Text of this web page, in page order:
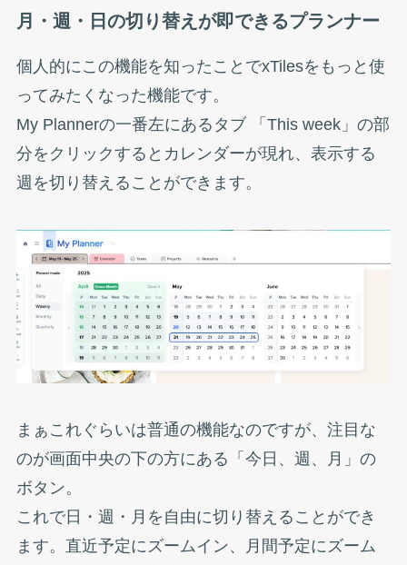
月・週・日の切り替えが即できるプランナー
個人的にこの機能を知ったことでxTilesをもっと使
ってみたくなった機能です。
My Plannerの一番左にあるタブ 「This week」の部
分をクリックするとカレンダーが現れ、表示する
週を切り替えることができます。
まぁこれぐらいは普通の機能なのですが、注目な
のが画面中央の下の方にある「今日、週、月」の
ボタン。
これで日・週・月を自由に切り替えることができ
ます。直近予定にズームイン、月間予定にズーム